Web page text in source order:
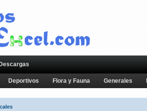
Descargas
Deportivos Flora y Fauna Generales